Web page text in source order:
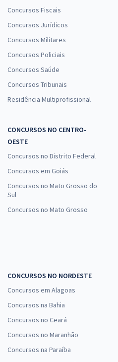
Concursos Fiscais
Concursos Jurídicos
Concursos Militares
Concursos Policiais
Concursos Saúde
Concursos Tribunais
Residência Multiprofissional
CONCURSOS NO CENTRO-
OESTE
Concursos no Distrito Federal
Concursos em Goiás
Concursos no Mato Grosso do
Sul
Concursos no Mato Grosso
CONCURSOS NO NORDESTE
Concursos em Alagoas
Concursos na Bahia
Concursos no Ceará
Concursos no Maranhão
Concursos na Paraíba